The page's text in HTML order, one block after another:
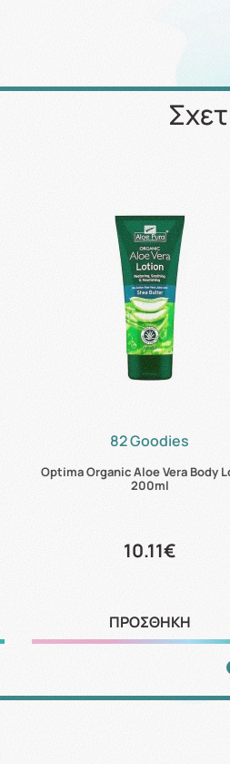
82 Goodies
Optima Organic Aloe Vera Body
200ml
10.11€
ΠΡΟΣΘΗΚΗ